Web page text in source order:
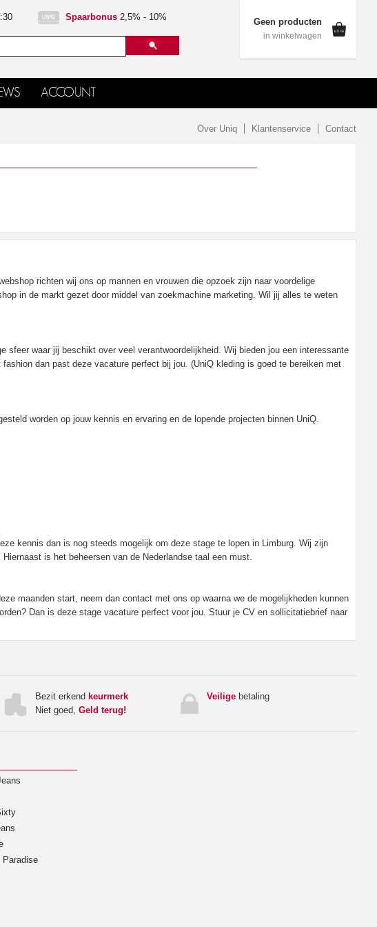
Spaarbonus2,5% - 10% Geen producten
in winkelwagen
ACCOUNT
Over Uniq Klantenservice Contact
richten wij ons op mannen en vrouwen die opzoek zijn naar voordelige
in de markt gezet door middel van zoekmachine marketing. Wil jij alles te weten
sfeer waar jij beschikt over veel verantwoordelijkheid. Wij bieden jou een interessante
dan past deze vacature perfect bij jou. (UniQ kleding is goed te bereiken met
worden op jouw kennis en ervaring en de lopende projecten binnen UniQ.
kennis dan is nog steeds mogelijk om deze stage te lopen in Limburg. Wij zijn
is het beheersen van de Nederlandse taal een must.
maanden start, neem dan contact met ons op waarna we de mogelijkheden kunnen
Dan is deze stage vacature perfect voor jou. Stuur je CV en sollicitatiebrief naar
Bezit erkend keurmerk
Niet goed,Geld terug!
Veilige betaling
Paradise